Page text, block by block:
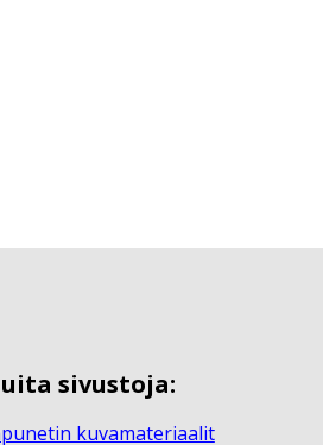
sivustoja:
kuvamateriaalit